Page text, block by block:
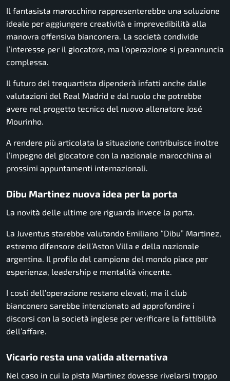
Il fantasista marocchino rappresenterebbe una soluzione
ideale per aggiungere creatività e imprevedibilità alla
manovra offensiva bianconera. La società condivide
l’interesse per il giocatore, ma l’operazione si preannuncia
complessa.
Il futuro del trequartista dipenderà infatti anche dalle
valutazioni del Real Madrid e dal ruolo che potrebbe
avere nel progetto tecnico del nuovo allenatore José
Mourinho.
A rendere più articolata la situazione contribuisce inoltre
l’impegno del giocatore con la nazionale marocchina ai
prossimi appuntamenti internazionali.
Dibu Martinez nuova idea per la porta
La novità delle ultime ore riguarda invece la porta.
La Juventus starebbe valutando Emiliano “Dibu” Martinez,
estremo difensore dell’Aston Villa e della nazionale
argentina. Il profilo del campione del mondo piace per
esperienza, leadership e mentalità vincente.
I costi dell’operazione restano elevati, ma il club
bianconero sarebbe intenzionato ad approfondire i
discorsi con la società inglese per verificare la fattibilità
dell’affare.
Vicario resta una valida alternativa
Nel caso in cui la pista Martinez dovesse rivelarsi troppo